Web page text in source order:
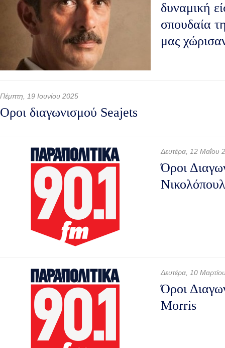
δυναμική
σπουδαία
μας
Πέμπτη, 19 Ιουνίου 2025
Οροι διαγωνισμού Seajets
Δευτέρα, 12 Μαΐου
Όροι
Δευτέρα, 10
Όροι
Morris